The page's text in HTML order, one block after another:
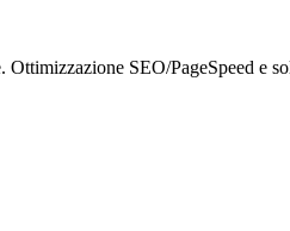
SEO/PageSpeed e